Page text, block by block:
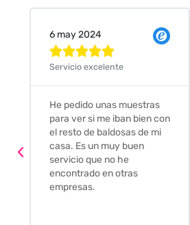
Valeria Comellas

azulejos para el baño. El
envío fue perfecto pero lo
mejor ha sido el
seguimiento que nos han
hecho. Nos guiaron y
aconsejaron para escoger
los azulejos. Lo aconsejo a